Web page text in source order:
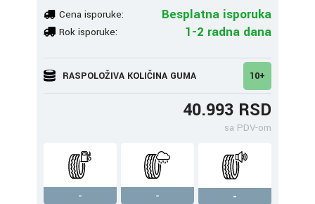
Cena isporuke: Besplatna isporuka
Rok isporuke: 1-2 radna dana
RASPOLOŽIVA KOLIČINA GUMA 10+
40.993 RSD
sa PDV-om
- -
-